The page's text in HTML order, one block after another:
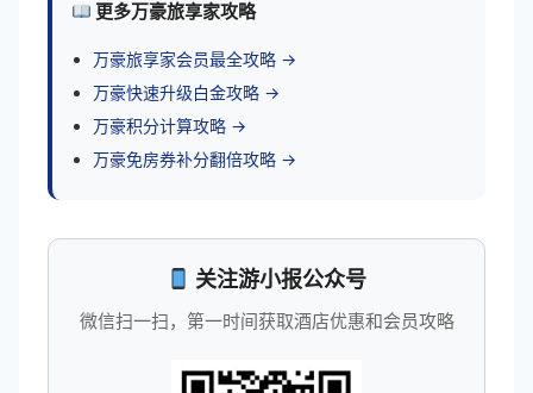
更多万豪旅享家攻略
万豪旅享家会员最全攻略 →
万豪快速升级白金攻略 →
万豪积分计算攻略 →
万豪免房券补分翻倍攻略 →
关注游小报公众号
微信扫一扫，第一时间获取酒店优惠和会员攻略